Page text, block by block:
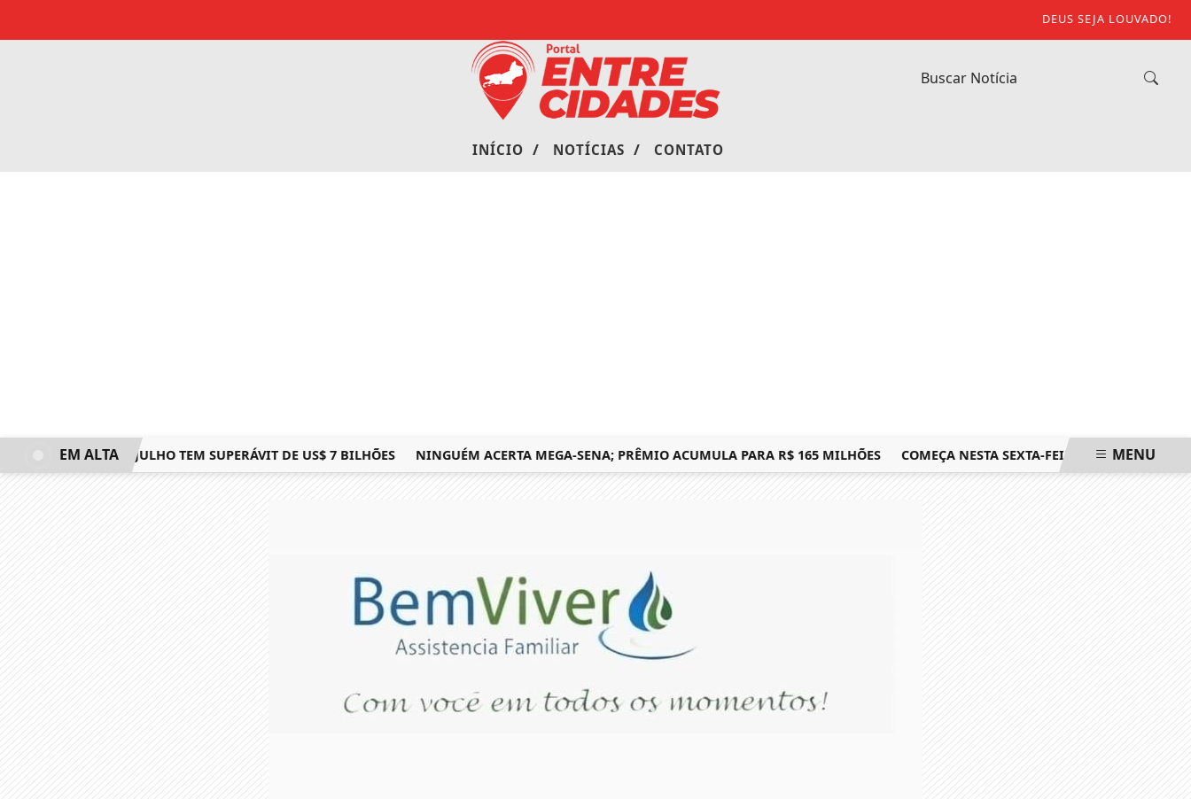
DEUS SEJA LOUVADO!
INÍCIO / NOTÍCIAS / CONTATO
COMERCIAL DE JULHO TEM SUPERÁVIT DE US$ 7 BILHÕES NINGUÉM ACERTA MEGA-SENA; PRÊMIO ACUMULA PARA R$ 165 MILHÕES COMEÇA NESTA SEXTA-FEIRA AS SEMIFINAIS
EM ALTA MENU